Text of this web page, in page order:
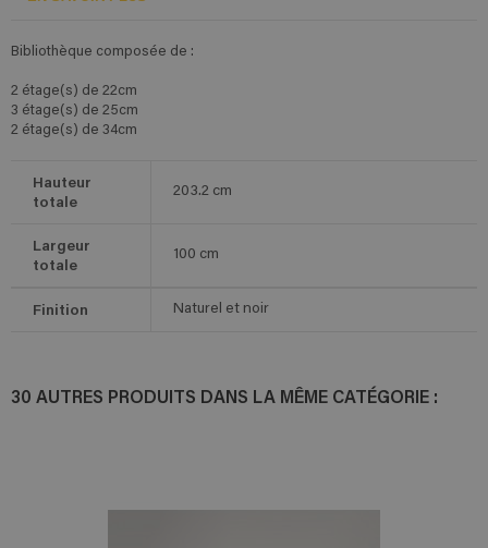
Bibliothèque composée de :
2 étage(s) de 22cm
3 étage(s) de 25cm
2 étage(s) de 34cm
Hauteur
totale
203.2 cm
Largeur
totale
100 cm
Finition Naturel et noir
30 AUTRES PRODUITS DANS LA MÊME CATÉGORIE :